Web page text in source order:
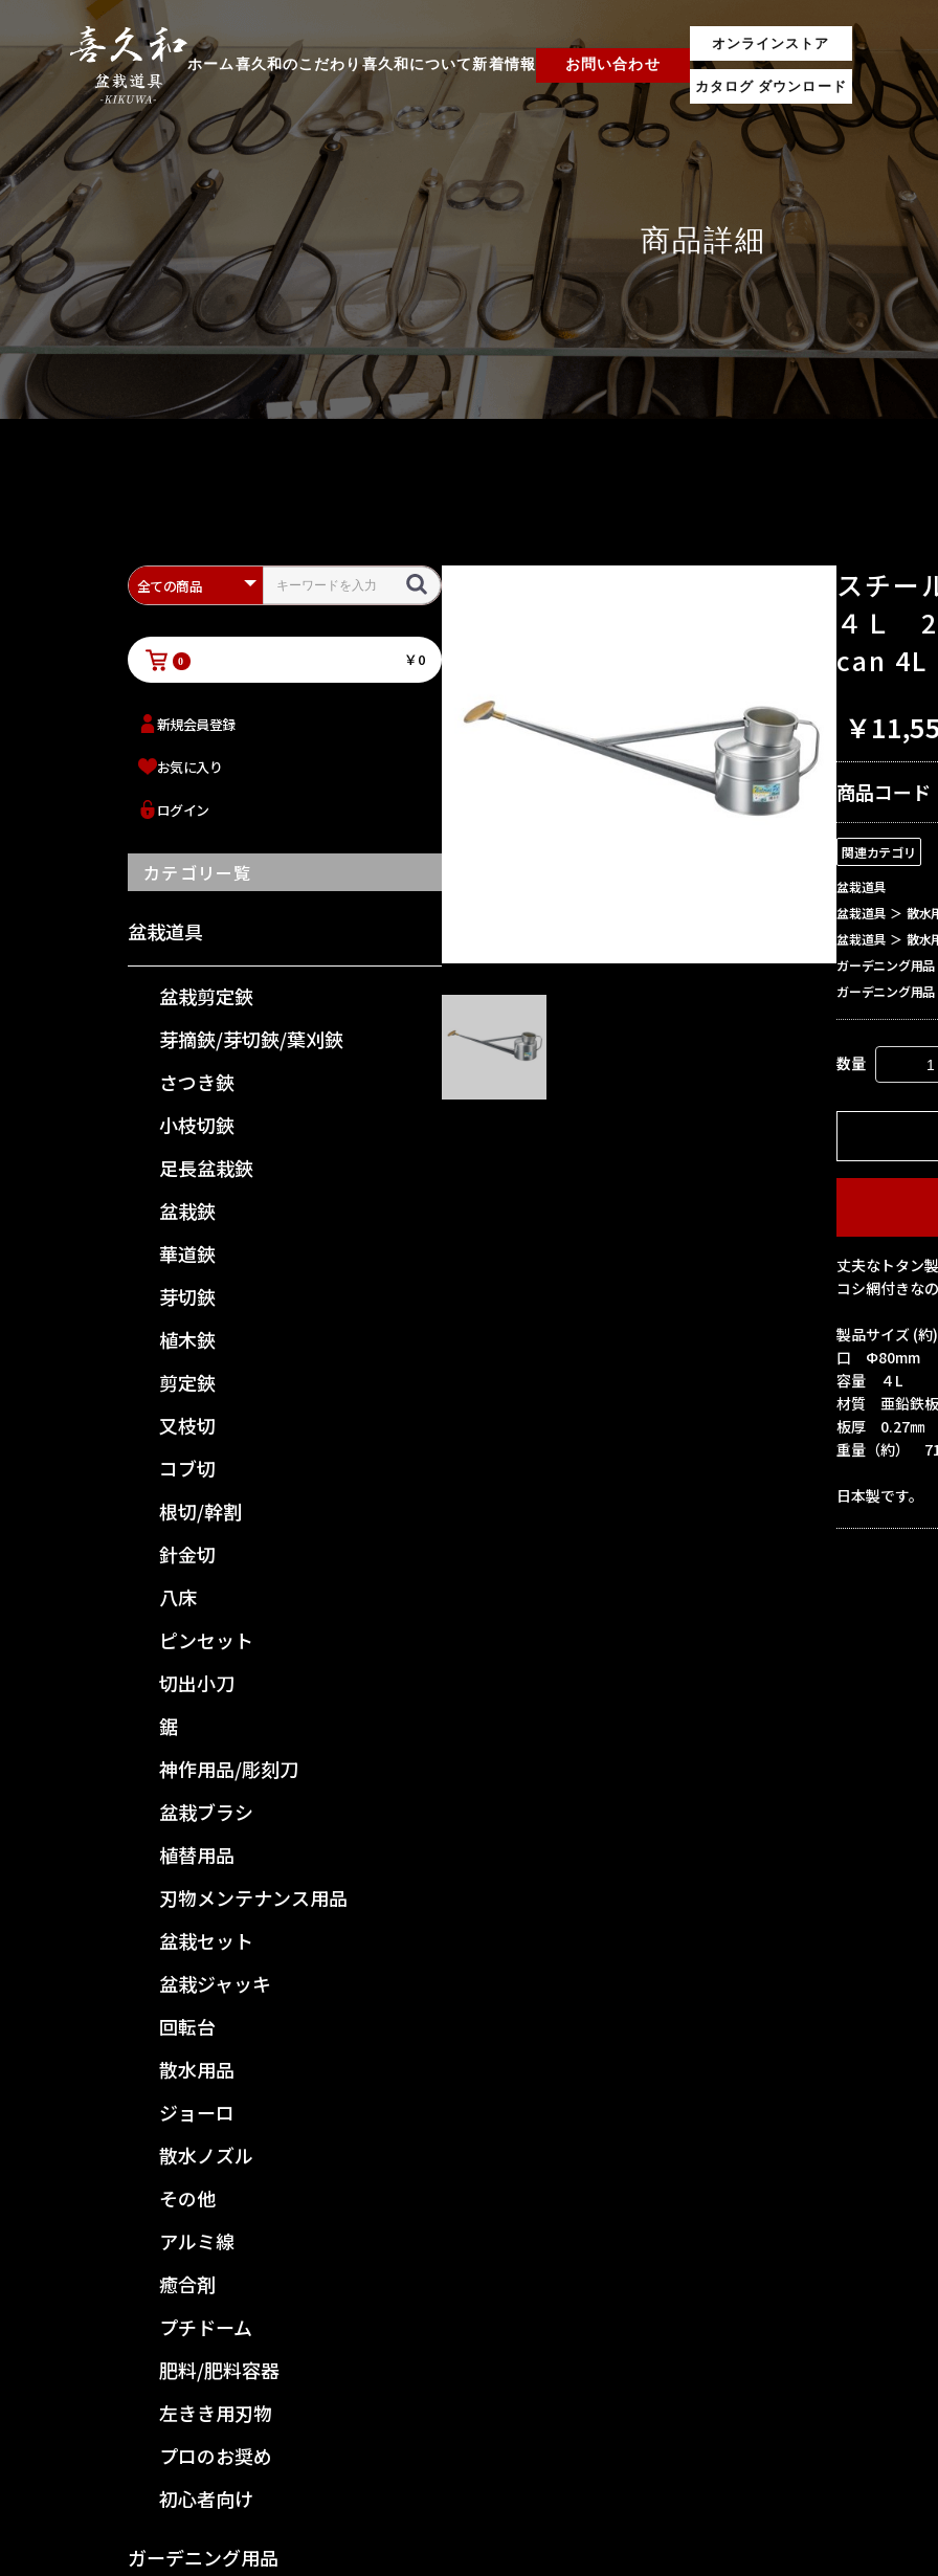
ホーム喜久和のこだわり喜久和について新着情報 お問い合わせ
オンラインストア
カタログ ダウンロード
商品詳細
0 ￥0
新規会員登録
お気に入り
ログイン
カテゴリー覧
盆栽道具
盆栽剪定鋏
芽摘鋏/芽切鋏/葉刈鋏
さつき鋏
小枝切鋏
足長盆栽鋏
盆栽鋏
華道鋏
芽切鋏
植木鋏
剪定鋏
又枝切
コブ切
根切/幹割
針金切
八床
ピンセット
切出小刀
鋸
神作用品/彫刻刀
盆栽ブラシ
植替用品
刃物メンテナンス用品
盆栽セット
盆栽ジャッキ
回転台
散水用品
ジョーロ
散水ノズル
その他
アルミ線
癒合剤
プチドーム
肥料/肥料容器
左きき用刃物
プロのお奨め
初心者向け
ガーデニング用品
スチー
４Ｌ
can 4L
￥
商品コー
関連カテゴリ
盆栽道具
盆栽道具 ＞ 散水
盆栽道具 ＞ 散水
ガーデニング用品
ガーデニング用品
数量
丈夫なトタン
コシ網付きな
製品サイズ (
口 Ф80mm
容量 ４L
材質 亜鉛鉄板
板厚 0.27㎜
重量（約）
日本製です。